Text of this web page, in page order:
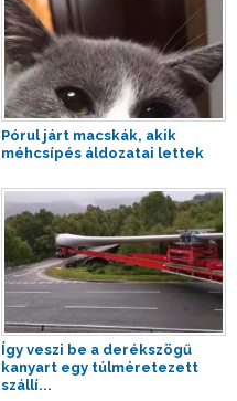
Pórul járt macskák, akik
méhcsípés áldozatai lettek
Így veszi be a derékszögű
kanyart egy túlméretezett
szállí...